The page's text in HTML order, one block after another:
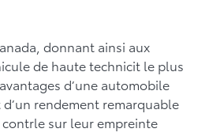
donnant ainsi aux
de haute technicit le plus
d’une automobile
rendement remarquable
sur leur empreinte